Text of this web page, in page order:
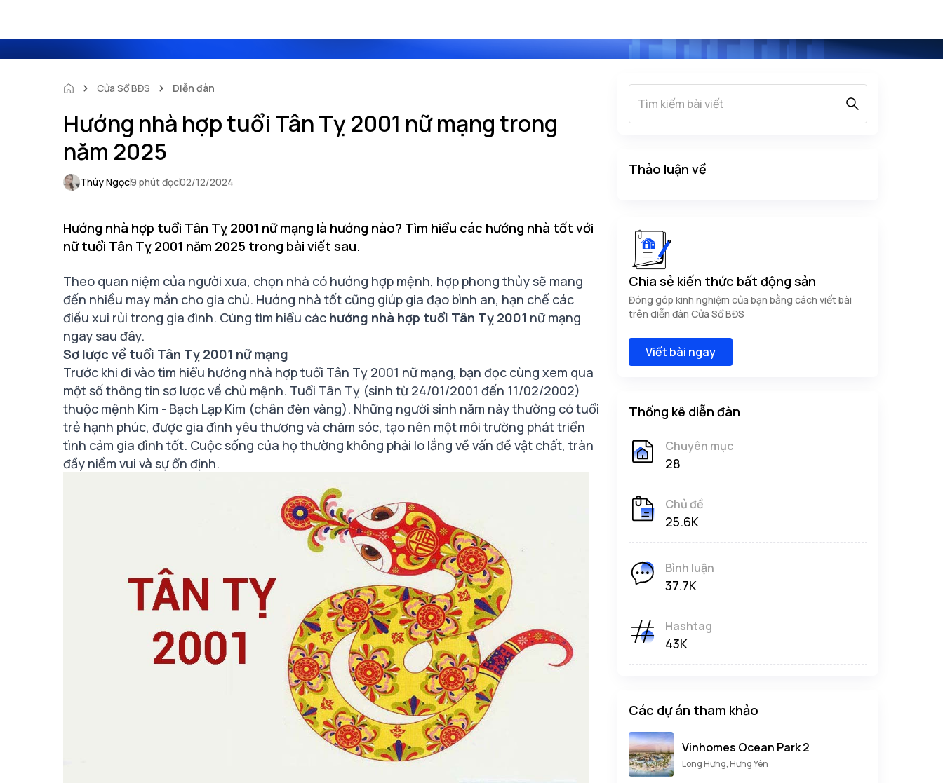
Cửa Sổ BĐS Diễn đàn
Hướng nhà hợp tuổi Tân Tỵ 2001 nữ mạng trong
năm 2025
Thúy Ngọc9 phút đọc02/12/2024
Hướng nhà hợp tuổi Tân Tỵ 2001 nữ mạng là hướng nào? Tìm hiểu các hướng nhà tốt với
nữ tuổi Tân Tỵ 2001 năm 2025 trong bài viết sau.
Theo quan niệm của người xưa, chọn nhà có hướng hợp mệnh, hợp phong thủy sẽ mang
đến nhiều may mắn cho gia chủ. Hướng nhà tốt cũng giúp gia đạo bình an, hạn chế các
điều xui rủi trong gia đình. Cùng tìm hiểu các hướng nhà hợp tuổi Tân Tỵ 2001 nữ mạng
ngay sau đây.
Sơ lược về tuổi Tân Tỵ 2001 nữ mạng
Trước khi đi vào tìm hiểu hướng nhà hợp tuổi Tân Tỵ 2001 nữ mạng, bạn đọc cùng xem qua
một số thông tin sơ lược về chủ mệnh. Tuổi Tân Tỵ (sinh từ 24/01/2001 đến 11/02/2002)
thuộc mệnh Kim - Bạch Lạp Kim (chân đèn vàng). Những người sinh năm này thường có tuổi
trẻ hạnh phúc, được gia đình yêu thương và chăm sóc, tạo nên một môi trường phát triển
tình cảm gia đình tốt. Cuộc sống của họ thường không phải lo lắng về vấn đề vật chất, tràn
đầy niềm vui và sự ổn định.
Thảo luận về
Chia sẻ kiến thức bất động sản
Đóng góp kinh nghiệm của bạn bằng cách viết bài
trên diễn đàn Cửa Sổ BĐS
Viết bài ngay
Thống kê diễn đàn
Chuyên mục
28
Chủ đề
25.6K
Bình luận
37.7K
Hashtag
43K
Các dự án tham khảo
Vinhomes Ocean Park 2
Long Hưng, Hưng Yên